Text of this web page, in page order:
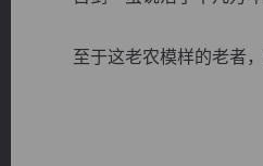
至于这老农模样的老者，